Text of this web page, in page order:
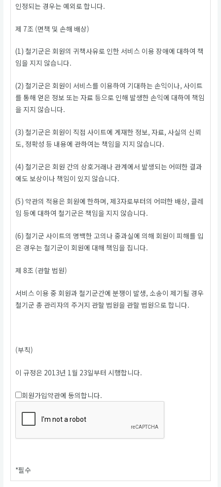
인정되는 경우는 예외로 합니다.
제 7조 (면책 및 손해 배상)
(1) 철기군은 회원의 귀책사유로 인한 서비스 이용 장애에 대하여 책
임을 지지 않습니다.
(2) 철기군은 회원이 서비스를 이용하여 기대하는 손익이나, 사이트
를 통해 얻은 정보 또는 자료 등으로 인해 발생한 손익에 대하여 책임
을 지지 않습니다.
(3) 철기군은 회원이 직접 사이트에 게재한 정보, 자료, 사실의 신뢰
도, 정확성 등 내용에 관하여는 책임을 지지 않습니다.
(4) 철기군은 회원 간의 상호거래나 관계에서 발생되는 어떠한 결과
에도 보상이나 책임이 있지 않습니다.
(5) 약관의 적용은 회원에 한하며, 제3자로부터의 어떠한 배상, 클레
임 등에 대하여 철기군은 책임을 지지 않습니다.
(6) 철기군 사이트의 명백한 고의나 중과실에 의해 회원이 피해를 입
은 경우는 철기군이 회원에 대해 책임을 집니다.
제 8조 (관할 법원)
서비스 이용 중 회원과 철기군간에 분쟁이 발생, 소송이 제기될 경우
철기군 총 관리자의 주거지 관할 법원을 관할 법원으로 합니다.
(부칙)
이 규정은 2013년 1월 23일부터 시행합니다.
회원가입약관에 동의합니다.
*필수